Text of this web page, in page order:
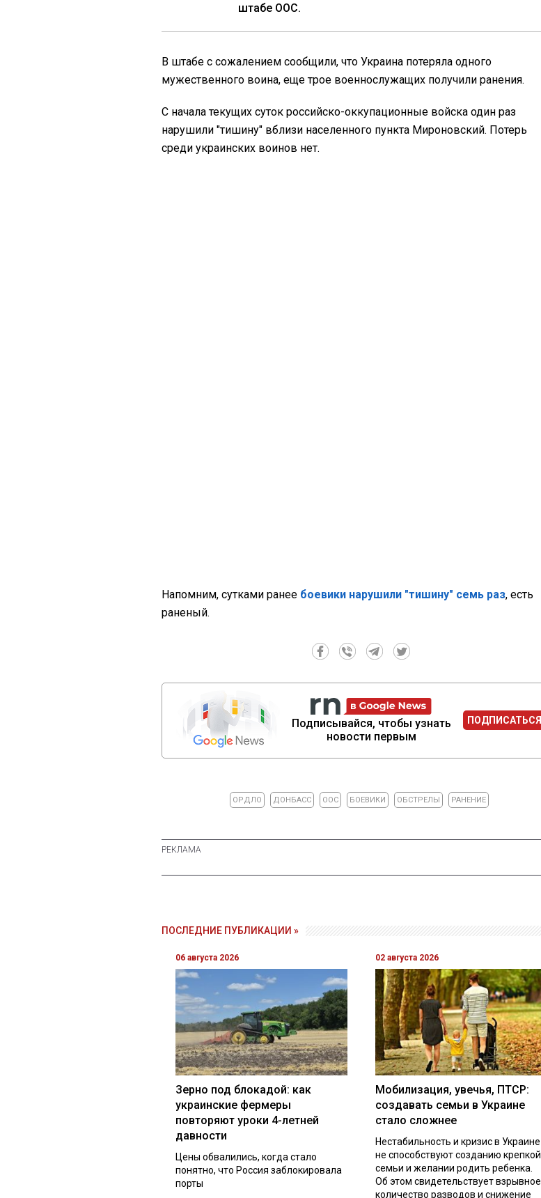
штабе ООС.
В штабе с сожалением сообщили, что Украина потеряла одного
мужественного воина, еще трое военнослужащих получили ранения.
С начала текущих суток российско-оккупационные войска один раз
нарушили "тишину" вблизи населенного пункта Мироновский. Потерь
среди украинских воинов нет.
Напомним, сутками ранее боевики нарушили "тишину" семь раз, есть
раненый.
Подписывайся, чтобы узнать
новости первым
ПОДПИСАТЬСЯ
ОРДЛО ДОНБАСС ООС БОЕВИКИ ОБСТРЕЛЫ РАНЕНИЕ
ПОСЛЕДНИЕ ПУБЛИКАЦИИ »
06 августа 2026
Зерно под блокадой: как
украинские фермеры
повторяют уроки 4-летней
давности
Цены обвалились, когда стало
понятно, что Россия заблокировала
порты
02 августа 2026
Мобилизация, увечья, ПТСР:
создавать семьи в Украине
стало сложнее
Нестабильность и кризис в Украине
не способствуют созданию крепкой
семьи и желании родить ребенка.
Об этом свидетельствует взрывное
количество разводов и снижение